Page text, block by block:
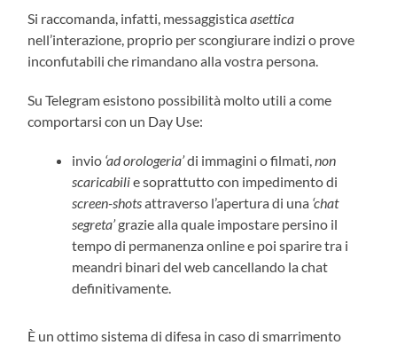
Si raccomanda, infatti, messaggisticaasettica
nell’interazione, proprio per scongiurare indizi o prove
inconfutabili che rimandano alla vostra persona.
Su Telegram esistono possibilità molto utili a come
comportarsi con un Day Use:
invio ‘ad orologeria’di immagini o filmati,non
scaricabilie soprattutto con impedimento di
screen-shotsattraverso l’apertura di una ‘chat
segreta’grazie alla quale impostare persino il
tempo di permanenza online e poi sparire tra i
meandri binari del web cancellando la chat
definitivamente.
È un ottimo sistema di difesa in caso di smarrimento